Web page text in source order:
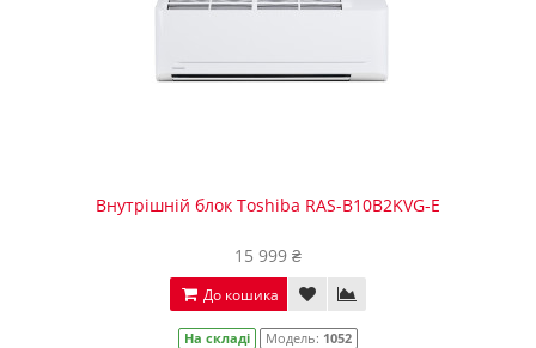
Внутрішній блок Toshiba RAS-B10B2KVG-E
15 999 ₴
До кошика
На складі Модель: 1052